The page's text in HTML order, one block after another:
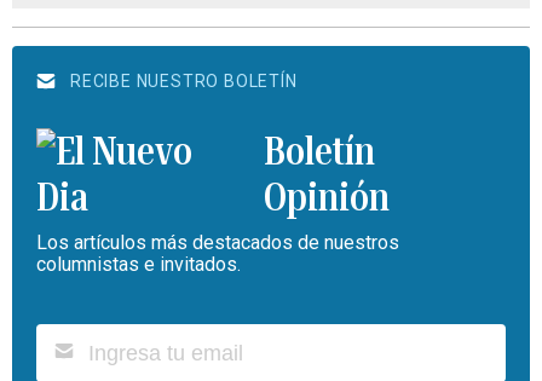
RECIBE NUESTRO BOLETÍN
Boletín
Opinión
Los artículos más destacados de nuestros
columnistas e invitados.